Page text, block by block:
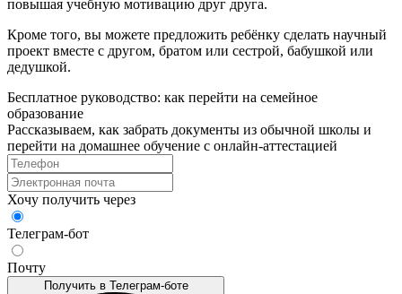
повышая учебную мотивацию друг друга.
Кроме того, вы можете предложить ребёнку сделать научный
проект вместе с другом, братом или сестрой, бабушкой или
дедушкой.
Бесплатное руководство: как перейти на семейное
образование
Рассказываем, как забрать документы из обычной школы и
перейти на домашнее обучение с онлайн‑аттестацией
Хочу получить через
Телеграм-бот
Почту
Получить в Телеграм-боте